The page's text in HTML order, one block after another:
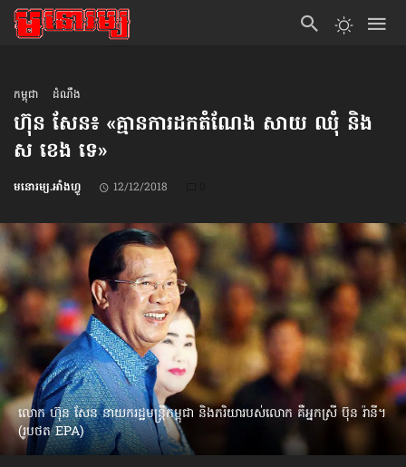
កម្ពុជា ដំណឹង
ហ៊ុន សែន៖ «គ្មានការដកតំណែង សាយ ឈុំ និង
ស ខេង ទេ»
មនោរម្យ.អាំងហ្វូ 12/12/2018
លោក ហ៊ុន សែន នាយករដ្ឋមន្ត្រីកម្ពុជា និងភរិយារបស់លោក គឺអ្នកស្រី ប៊ុន រ៉ានី។
(រូបថត EPA)